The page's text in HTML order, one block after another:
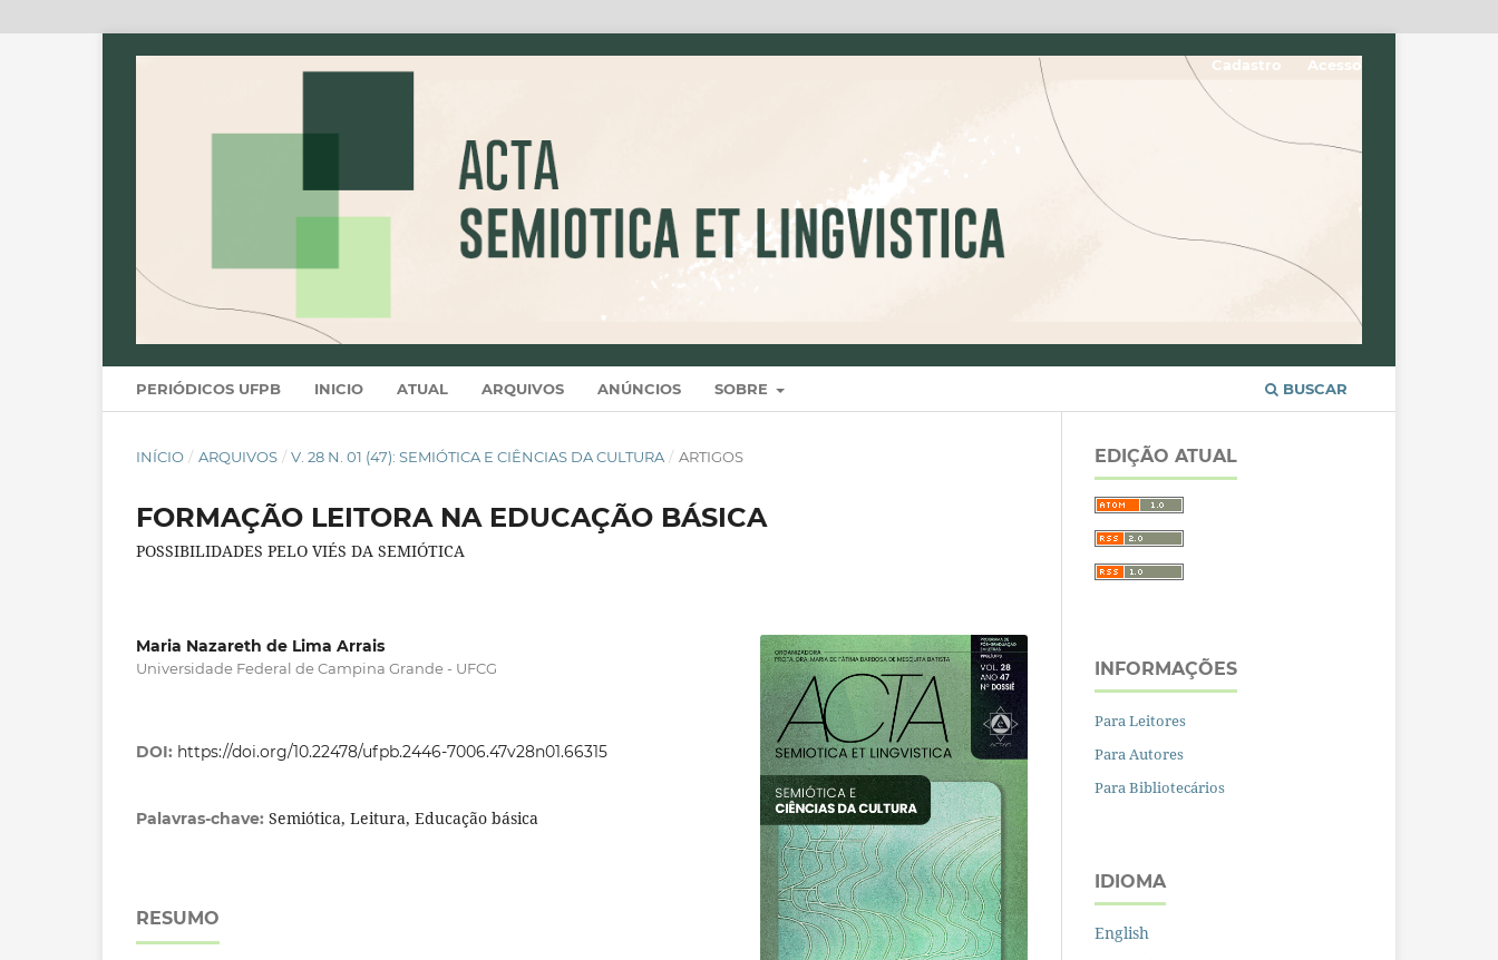
PERIÓDICOS UFPB INICIO ATUAL ARQUIVOS ANÚNCIOS SOBRE BUSCAR
Cadastro Acesso
INÍCIO / ARQUIVOS / V. 28 N. 01 (47): SEMIÓTICA E CIÊNCIAS DA CULTURA / ARTIGOS
FORMAÇÃO LEITORA NA EDUCAÇÃO BÁSICA
POSSIBILIDADES PELO VIÉS DA SEMIÓTICA
Maria Nazareth de Lima Arrais
Universidade Federal de Campina Grande - UFCG
DOI: https://doi.org/10.22478/ufpb.2446-7006.47v28n01.66315
Palavras-chave: Semiótica, Leitura, Educação básica
RESUMO
EDIÇÃO ATUAL
INFORMAÇÕES
Para Leitores
Para Autores
Para Bibliotecários
IDIOMA
English